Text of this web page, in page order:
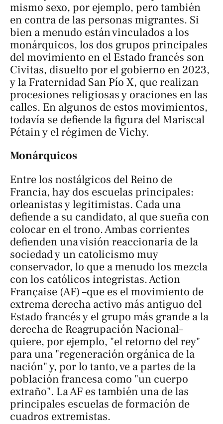
mismo sexo, por ejemplo, pero también
en contra de las personas migrantes. Si
bien a menudo están vinculados a los
monárquicos, los dos grupos principales
del movimiento en el Estado francés son
Civitas, disuelto por el gobierno en 2023,
y la Fraternidad San Pío X, que realizan
procesiones religiosas y oraciones en las
calles. En algunos de estos movimientos,
todavía se defiende la figura del Mariscal
Pétain y el régimen de Vichy.
Monárquicos
Entre los nostálgicos del Reino de
Francia, hay dos escuelas principales:
orleanistas y legitimistas. Cada una
defiende a su candidato, al que sueña con
colocar en el trono. Ambas corrientes
defienden una visión reaccionaria de la
sociedad y un catolicismo muy
conservador, lo que a menudo los mezcla
con los católicos integristas. Action
Française (AF) –que es el movimiento de
extrema derecha activo más antiguo del
Estado francés y el grupo más grande a la
derecha de Reagrupación Nacional–
quiere, por ejemplo, "el retorno del rey"
para una "regeneración orgánica de la
nación" y, por lo tanto, ve a partes de la
población francesa como "un cuerpo
extraño". La AF es también una de las
principales escuelas de formación de
cuadros extremistas.